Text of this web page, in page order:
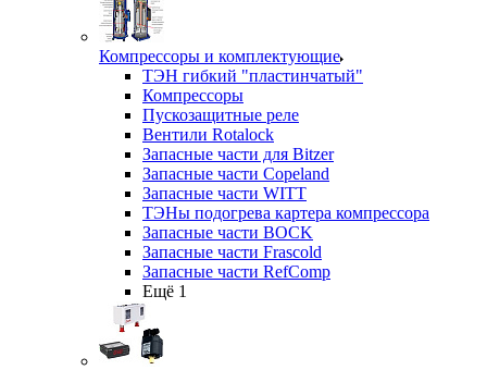
Компрессоры и комплектующие
ТЭН гибкий "пластинчатый"
Компрессоры
Пускозащитные реле
Вентили Rotalock
Запасные части для Bitzer
Запасные части Copeland
Запасные части WITT
ТЭНы подогрева картера компрессора
Запасные части BOCK
Запасные части Frascold
Запасные части RefComp
Ещё 1